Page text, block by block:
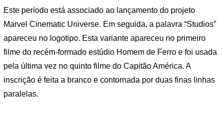
Este período está associado ao lançamento do projeto
Marvel Cinematic Universe. Em seguida, a palavra “Studios”
apareceu no logotipo. Esta variante apareceu no primeiro
filme do recém-formado estúdio Homem de Ferro e foi usada
pela última vez no quinto filme do Capitão América. A
inscrição é feita a branco e contornada por duas finas linhas
paralelas.